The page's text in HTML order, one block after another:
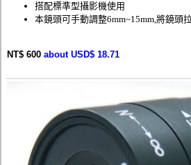
搭配標準型攝影機使用
本鏡頭可手動調整6mm~15mm,將鏡頭
NT$ 600 about USD$ 18.71